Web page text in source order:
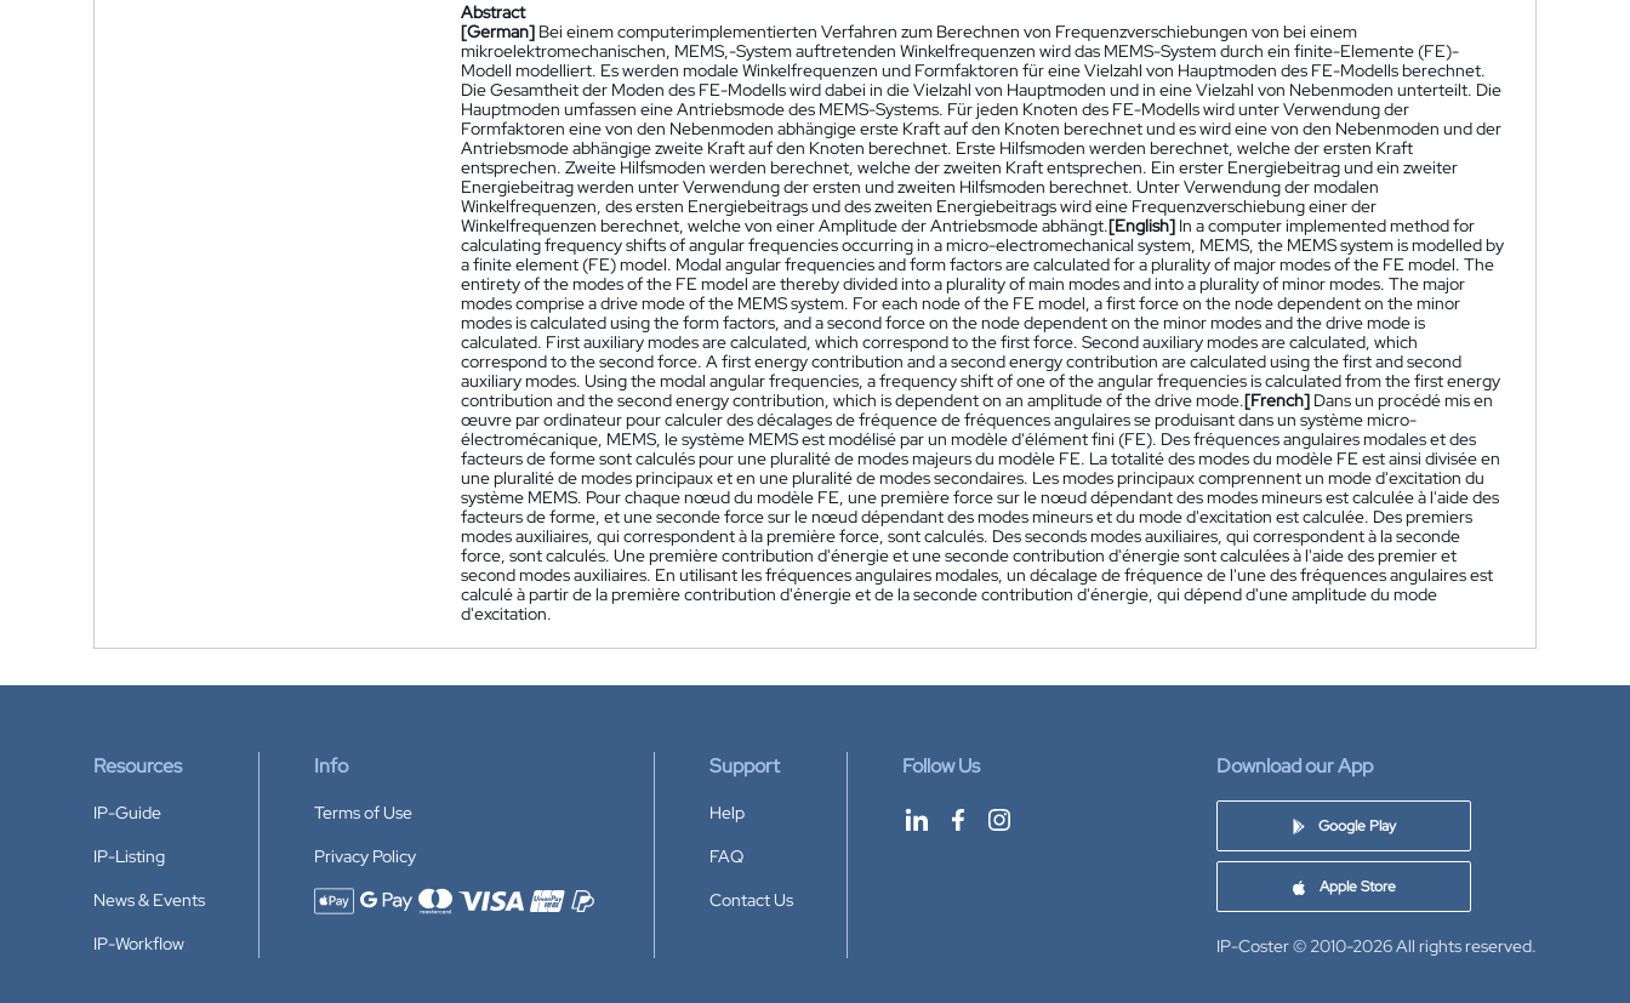
Abstract
[German] Bei einem computerimplementierten Verfahren zum Berechnen von Frequenzverschiebungen von bei einem
mikroelektromechanischen, MEMS,-System auftretenden Winkelfrequenzen wird das MEMS-System durch ein finite-Elemente (FE)-
Modell modelliert. Es werden modale Winkelfrequenzen und Formfaktoren für eine Vielzahl von Hauptmoden des FE-Modells berechnet.
Die Gesamtheit der Moden des FE-Modells wird dabei in die Vielzahl von Hauptmoden und in eine Vielzahl von Nebenmoden unterteilt. Die
Hauptmoden umfassen eine Antriebsmode des MEMS-Systems. Für jeden Knoten des FE-Modells wird unter Verwendung der
Formfaktoren eine von den Nebenmoden abhängige erste Kraft auf den Knoten berechnet und es wird eine von den Nebenmoden und der
Antriebsmode abhängige zweite Kraft auf den Knoten berechnet. Erste Hilfsmoden werden berechnet, welche der ersten Kraft
entsprechen. Zweite Hilfsmoden werden berechnet, welche der zweiten Kraft entsprechen. Ein erster Energiebeitrag und ein zweiter
Energiebeitrag werden unter Verwendung der ersten und zweiten Hilfsmoden berechnet. Unter Verwendung der modalen
Winkelfrequenzen, des ersten Energiebeitrags und des zweiten Energiebeitrags wird eine Frequenzverschiebung einer der
Winkelfrequenzen berechnet, welche von einer Amplitude der Antriebsmode abhängt.[English] In a computer implemented method for
calculating frequency shifts of angular frequencies occurring in a micro-electromechanical system, MEMS, the MEMS system is modelled by
a finite element (FE) model. Modal angular frequencies and form factors are calculated for a plurality of major modes of the FE model. The
entirety of the modes of the FE model are thereby divided into a plurality of main modes and into a plurality of minor modes. The major
modes comprise a drive mode of the MEMS system. For each node of the FE model, a first force on the node dependent on the minor
modes is calculated using the form factors, and a second force on the node dependent on the minor modes and the drive mode is
calculated. First auxiliary modes are calculated, which correspond to the first force. Second auxiliary modes are calculated, which
correspond to the second force. A first energy contribution and a second energy contribution are calculated using the first and second
auxiliary modes. Using the modal angular frequencies, a frequency shift of one of the angular frequencies is calculated from the first energy
contribution and the second energy contribution, which is dependent on an amplitude of the drive mode.[French] Dans un procédé mis en
œuvre par ordinateur pour calculer des décalages de fréquence de fréquences angulaires se produisant dans un système micro-
électromécanique, MEMS, le système MEMS est modélisé par un modèle d'élément fini (FE). Des fréquences angulaires modales et des
facteurs de forme sont calculés pour une pluralité de modes majeurs du modèle FE. La totalité des modes du modèle FE est ainsi divisée en
une pluralité de modes principaux et en une pluralité de modes secondaires. Les modes principaux comprennent un mode d'excitation du
système MEMS. Pour chaque nœud du modèle FE, une première force sur le nœud dépendant des modes mineurs est calculée à l'aide des
facteurs de forme, et une seconde force sur le nœud dépendant des modes mineurs et du mode d'excitation est calculée. Des premiers
modes auxiliaires, qui correspondent à la première force, sont calculés. Des seconds modes auxiliaires, qui correspondent à la seconde
force, sont calculés. Une première contribution d'énergie et une seconde contribution d'énergie sont calculées à l'aide des premier et
second modes auxiliaires. En utilisant les fréquences angulaires modales, un décalage de fréquence de l'une des fréquences angulaires est
calculé à partir de la première contribution d'énergie et de la seconde contribution d'énergie, qui dépend d'une amplitude du mode
d'excitation.
Resources
IP-Guide
IP-Listing
News & Events
IP-Workflow
Info
Terms of Use
Privacy Policy
Accepted payment methods
Support
Help
FAQ
Contact Us
Follow Us Download our App
Google Play
Apple Store
IP-Coster © 2010-2026All rights reserved.